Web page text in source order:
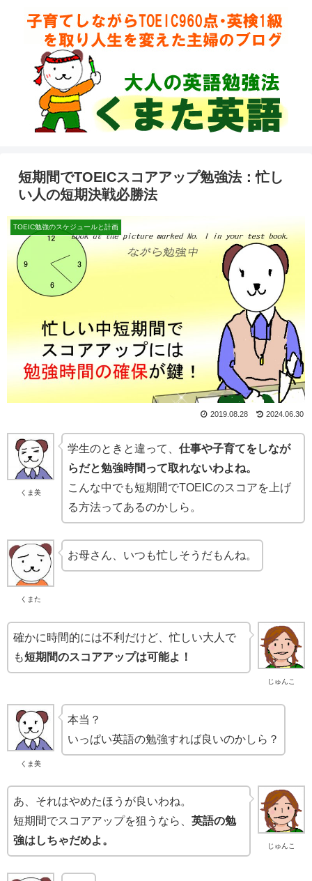
短期間でTOEICスコアアップ勉強法：忙し
い人の短期決戦必勝法
TOEIC勉強のスケジュールと計画
2019.08.28 2024.06.30
くま美
学生のときと違って、仕事や子育てをしなが
らだと勉強時間って取れないわよね。
こんな中でも短期間でTOEICのスコアを上げ
る方法ってあるのかしら。
くまた
お母さん、いつも忙しそうだもんね。
じゅんこ
確かに時間的には不利だけど、忙しい大人で
も短期間のスコアアップは可能よ！
くま美
本当？
いっぱい英語の勉強すれば良いのかしら？
じゅんこ
あ、それはやめたほうが良いわね。
短期間でスコアアップを狙うなら、 英語の勉
強はしちゃだめよ。